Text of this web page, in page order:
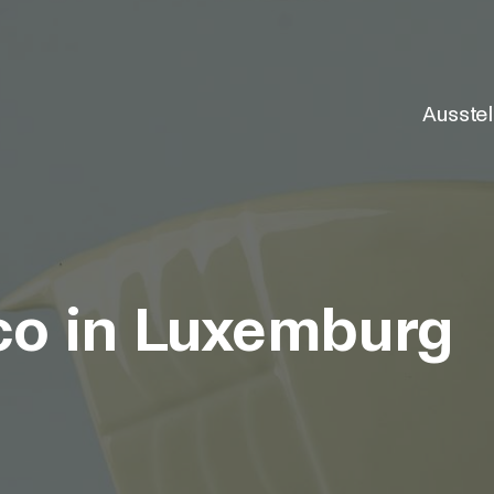
in Luxemburg